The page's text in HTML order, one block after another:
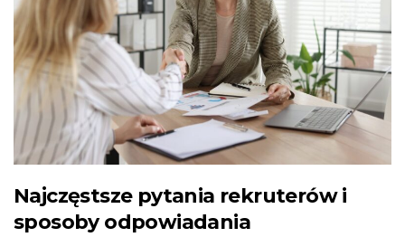
Najczęstsze pytania rekruterów i
sposoby odpowiadania